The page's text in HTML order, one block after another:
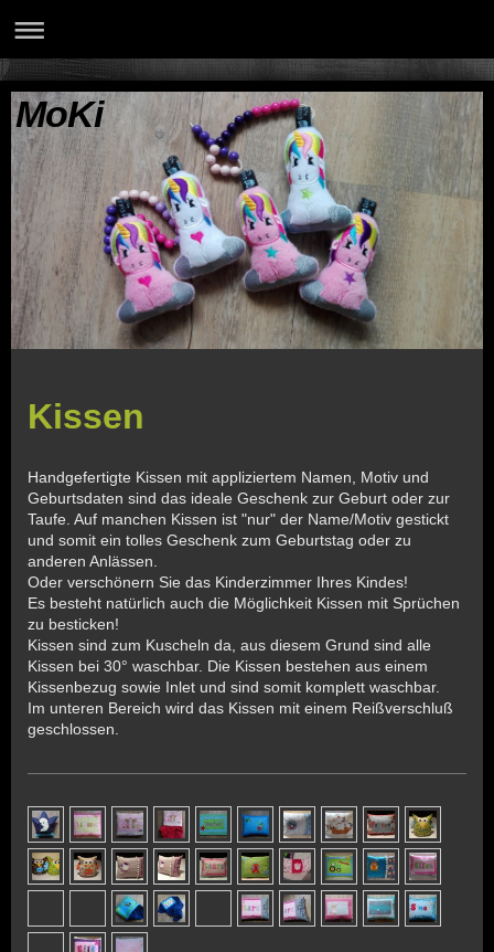
MoKi
Kissen
Handgefertigte Kissen mit appliziertem Namen, Motiv und
Geburtsdaten sind das ideale Geschenk zur Geburt oder zur
Taufe. Auf manchen Kissen ist "nur" der Name/Motiv gestickt
und somit ein tolles Geschenk zum Geburtstag oder zu
anderen Anlässen.
Oder verschönern Sie das Kinderzimmer Ihres Kindes!
Es besteht natürlich auch die Möglichkeit Kissen mit Sprüchen
zu besticken!
Kissen sind zum Kuscheln da, aus diesem Grund sind alle
Kissen bei 30° waschbar. Die Kissen bestehen aus einem
Kissenbezug sowie Inlet und sind somit komplett waschbar.
Im unteren Bereich wird das Kissen mit einem Reißverschluß
geschlossen.